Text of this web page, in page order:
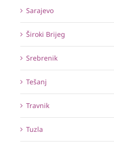
Sarajevo
Široki Brijeg
Srebrenik
Tešanj
Travnik
Tuzla